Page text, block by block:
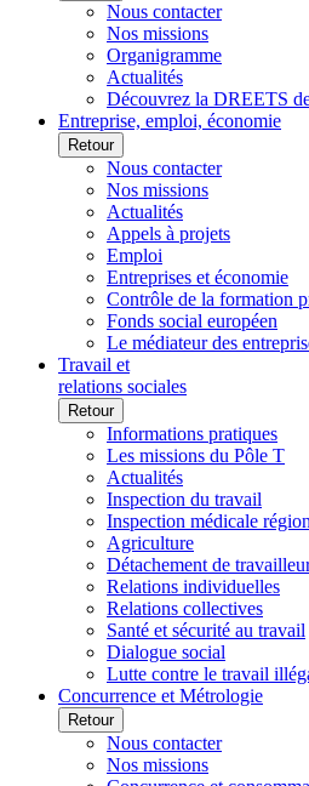
Nous contacter
Nos missions
Organigramme
Actualités
Découvrez la DREETS
Entreprise, emploi, économie
Retour
Nous contacter
Nos missions
Actualités
Appels à projets
Emploi
Entreprises et économie
Contrôle de la formation
Fonds social européen
Le médiateur des
Travail et
relations sociales
Retour
Informations pratiques
Les missions du Pôle T
Actualités
Inspection du travail
Inspection médicale
Agriculture
Détachement de
Relations individuelles
Relations collectives
Santé et sécurité au travail
Dialogue social
Lutte contre le travail
Concurrence et Métrologie
Retour
Nous contacter
Nos missions